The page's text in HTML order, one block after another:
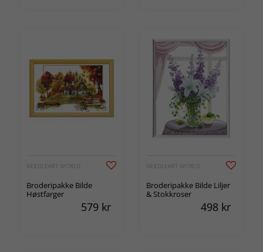
NEEDLEART WORLD
Broderipakke Bilde
Høstfarger
579 kr
NEEDLEART WORLD
Broderipakke Bilde Liljer
& Stokkroser
498 kr